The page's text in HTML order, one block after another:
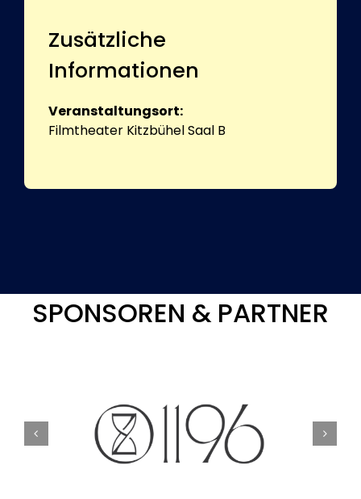
Zusätzliche
Informationen
Veranstaltungsort:
Filmtheater Kitzbühel Saal B
SPONSOREN & PARTNER